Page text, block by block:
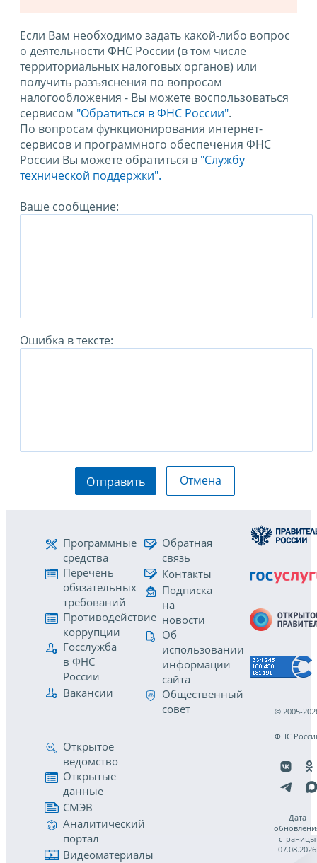
Если Вам необходимо задать какой-либо вопрос
о деятельности ФНС России (в том числе
территориальных налоговых органов) или
получить разъяснения по вопросам
налогообложения - Вы можете воспользоваться
сервисом "Обратиться в ФНС России".
По вопросам функционирования интернет-
сервисов и программного обеспечения ФНС
России Вы можете обратиться в "Службу
технической поддержки".
Ваше сообщение:
Ошибка в тексте:
Отправить Отмена
Программные
средства
Перечень
обязательных
требований
Противодействие
коррупции
Госслужба
в ФНС
России
Вакансии
Обратная
связь
Контакты
Подписка
на
новости
Об
использовании
информации
сайта
Общественный
совет
Открытое
ведомство
Открытые
данные
СМЭВ
Аналитический
портал
Видеоматериалы
© 2005-
ФНС
Дата
страницы
07.08.2026